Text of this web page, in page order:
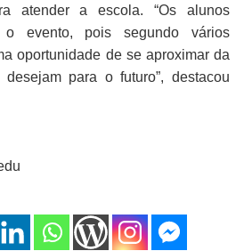
atender a escola. “Os alunos
o evento, pois segundo vários
oportunidade de se aproximar da
para o futuro”, destacou